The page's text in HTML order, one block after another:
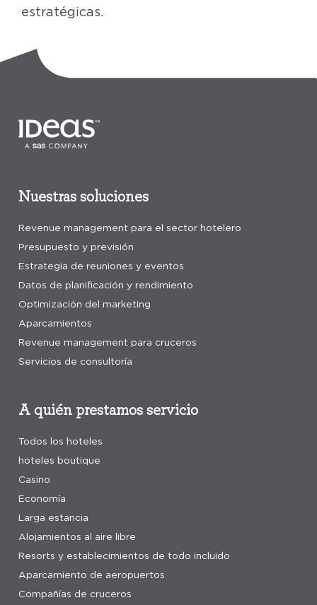
estratégicas.
Nuestras soluciones
Revenue management para el sector hotelero
Presupuesto y previsión
Estrategia de reuniones y eventos
Datos de planificación y rendimiento
Optimización del marketing
Aparcamientos
Revenue management para cruceros
Servicios de consultoría
A quién prestamos servicio
Todos los hoteles
hoteles boutique
Casino
Economía
Larga estancia
Alojamientos al aire libre
Resorts y establecimientos de todo incluido
Aparcamiento de aeropuertos
Compañías de cruceros